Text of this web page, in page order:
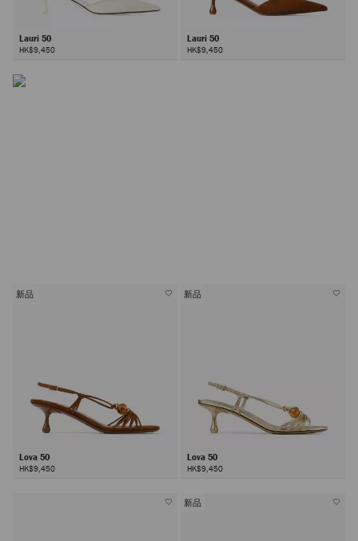
Lauri 50
HK$9,450
Lauri 50
HK$9,450
新品
Lova 50
HK$9,450
新品
Lova 50
HK$9,450
新品